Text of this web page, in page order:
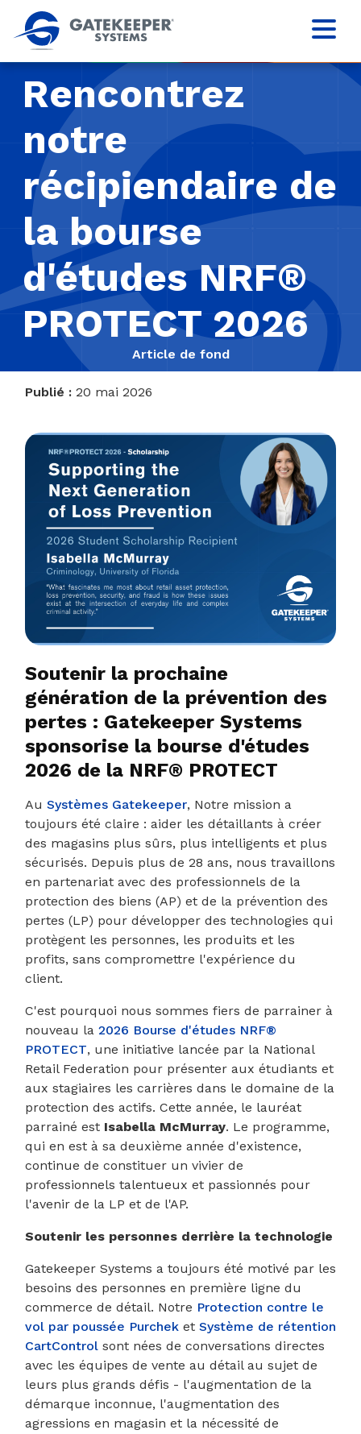
Rencontrez
notre
récipiendaire de
la bourse
d'études NRF®
PROTECT 2026
Article de fond
Publié : 20 mai 2026
Soutenir la prochaine
génération de la prévention des
pertes : Gatekeeper Systems
sponsorise la bourse d'études
2026 de la NRF® PROTECT
Au Systèmes Gatekeeper, Notre mission a
toujours été claire : aider les détaillants à créer
des magasins plus sûrs, plus intelligents et plus
sécurisés. Depuis plus de 28 ans, nous travaillons
en partenariat avec des professionnels de la
protection des biens (AP) et de la prévention des
pertes (LP) pour développer des technologies qui
protègent les personnes, les produits et les
profits, sans compromettre l'expérience du
client.
C'est pourquoi nous sommes fiers de parrainer à
nouveau la 2026 Bourse d'études NRF®
PROTECT, une initiative lancée par la National
Retail Federation pour présenter aux étudiants et
aux stagiaires les carrières dans le domaine de la
protection des actifs. Cette année, le lauréat
parrainé est Isabella McMurray. Le programme,
qui en est à sa deuxième année d'existence,
continue de constituer un vivier de
professionnels talentueux et passionnés pour
l'avenir de la LP et de l'AP.
Soutenir les personnes derrière la technologie
Gatekeeper Systems a toujours été motivé par les
besoins des personnes en première ligne du
commerce de détail. Notre Protection contre le
vol par poussée Purchek et Système de rétention
CartControl sont nées de conversations directes
avec les équipes de vente au détail au sujet de
leurs plus grands défis - l'augmentation de la
démarque inconnue, l'augmentation des
agressions en magasin et la nécessité de